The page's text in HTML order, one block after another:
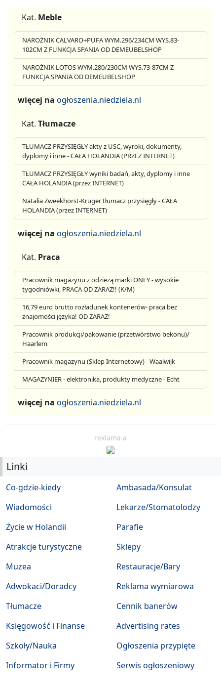
Kat. Meble
NAROŻNIK CALVARO+PUFA WYM.296/234CM WYS.83-
102CM Z FUNKCJA SPANIA OD DEMEUBELSHOP
NAROŻNIK LOTOS WYM.280/230CM WYS.73-87CM Z
FUNKCJA SPANIA OD DEMEUBELSHOP
więcej na ogłoszenia.niedziela.nl
Kat. Tłumacze
TŁUMACZ PRZYSIĘGŁY akty z USC, wyroki, dokumenty,
dyplomy i inne - CAŁA HOLANDIA (PRZEZ INTERNET)
TŁUMACZ PRZYSIĘGŁY wyniki badań, akty, dyplomy i inne
CAŁA HOLANDIA (przez INTERNET)
Natalia Zweekhorst-Krüger tłumacz przysięgły - CAŁA
HOLANDIA (przez INTERNET)
więcej na ogłoszenia.niedziela.nl
Kat. Praca
Pracownik magazynu z odzieżą marki ONLY - wysokie
tygodniówki, PRACA OD ZARAZ!! (K/M)
16,79 euro brutto rozładunek kontenerów- praca bez
znajomości języka! OD ZARAZ!
Pracownik produkcji/pakowanie (przetwórstwo bekonu)/
Haarlem
Pracownik magazynu (Sklep Internetowy) - Waalwijk
MAGAZYNIER - elektronika, produkty medyczne - Echt
więcej na ogłoszenia.niedziela.nl
reklama a
Linki
Co-gdzie-kiedy
Wiadomości
Życie w Holandii
Atrakcje turystyczne
Muzea
Ambasada/Konsulat
Lekarze/Stomatolodzy
Parafie
Sklepy
Restauracje/Bary
Adwokaci/Doradcy
Tłumacze
Księgowość i Finanse
Szkoły/Nauka
Informator i Firmy
Reklama wymiarowa
Cennik banerów
Advertising rates
Ogłoszenia przypięte
Serwis ogłoszeniowy